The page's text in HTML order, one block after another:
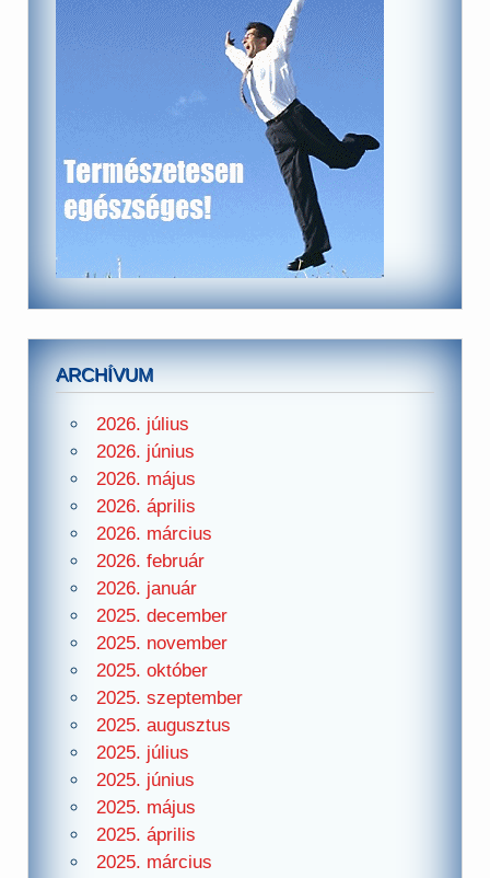
ARCHÍVUM
2026. július
2026. június
2026. május
2026. április
2026. március
2026. február
2026. január
2025. december
2025. november
2025. október
2025. szeptember
2025. augusztus
2025. július
2025. június
2025. május
2025. április
2025. március